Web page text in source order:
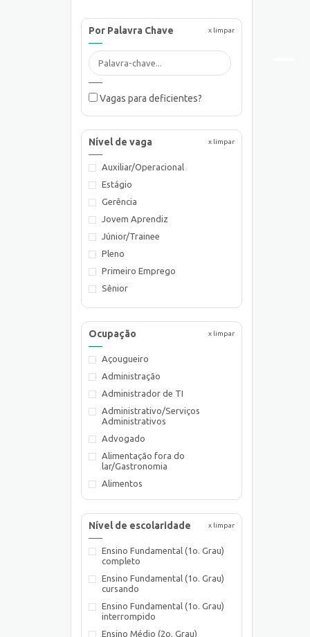
x limpar
Por Palavra Chave
Vagas para deficientes?
x limpar
Nível de vaga
Auxiliar/Operacional
Estágio
Gerência
Jovem Aprendiz
Júnior/Trainee
Pleno
Primeiro Emprego
Sênior
Técnico
x limpar
Ocupação
Açougueiro
Administração
Administrador de TI
Administrativo/Serviços
Administrativos
Advogado
Alimentação fora do
lar/Gastronomia
Alimentos
Almoxarife
Assistente de Planejamento
Assistente Social
Atendente Comercial
Auxiliar de Cozinha
x limpar
Nível de escolaridade
Ensino Fundamental (1o. Grau)
completo
Ensino Fundamental (1o. Grau)
cursando
Ensino Fundamental (1o. Grau)
interrompido
Ensino Médio (2o. Grau)